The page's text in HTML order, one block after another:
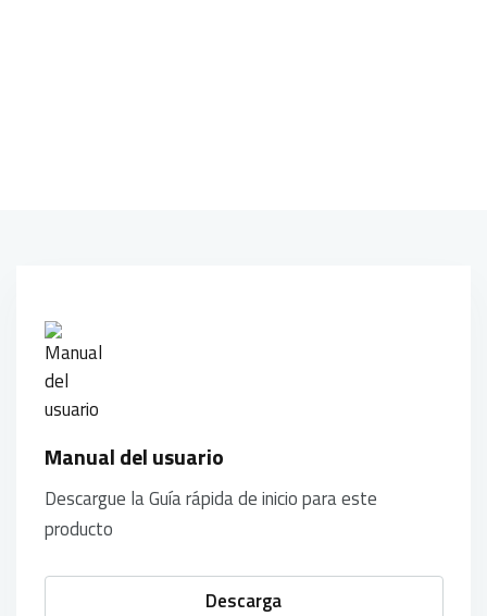
Manual del usuario
Descargue la Guía rápida de inicio para este
producto
Descarga